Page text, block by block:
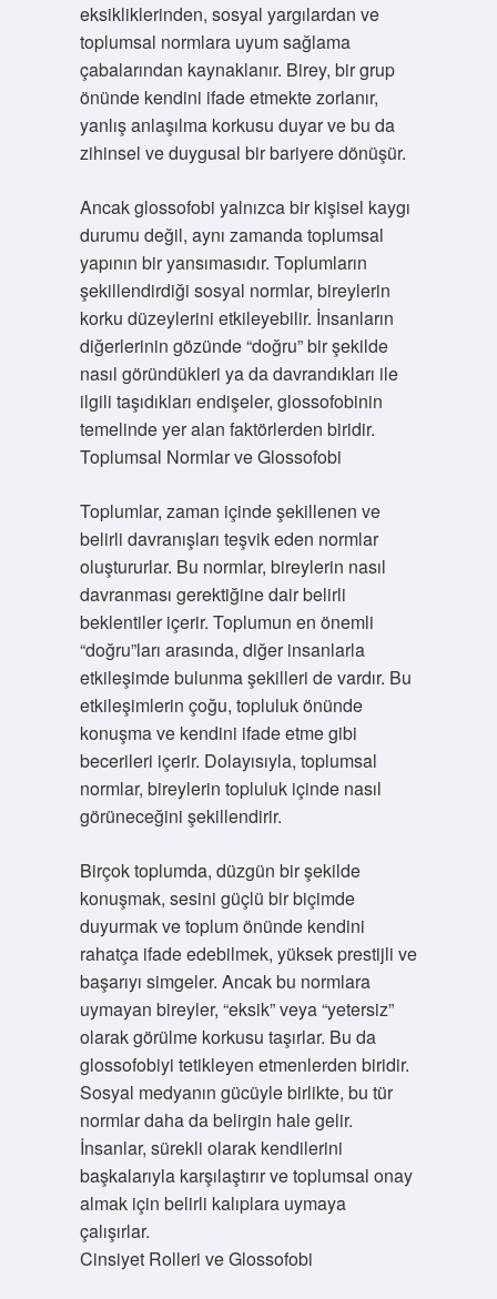
eksikliklerinden, sosyal yargılardan ve
toplumsal normlara uyum sağlama
çabalarından kaynaklanır. Birey, bir grup
önünde kendini ifade etmekte zorlanır,
yanlış anlaşılma korkusu duyar ve bu da
zihinsel ve duygusal bir bariyere dönüşür.
Ancak glossofobi yalnızca bir kişisel kaygı
durumu değil, aynı zamanda toplumsal
yapının bir yansımasıdır. Toplumların
şekillendirdiği sosyal normlar, bireylerin
korku düzeylerini etkileyebilir. İnsanların
diğerlerinin gözünde “doğru” bir şekilde
nasıl göründükleri ya da davrandıkları ile
ilgili taşıdıkları endişeler, glossofobinin
temelinde yer alan faktörlerden biridir.
Toplumsal Normlar ve Glossofobi
Toplumlar, zaman içinde şekillenen ve
belirli davranışları teşvik eden normlar
oluştururlar. Bu normlar, bireylerin nasıl
davranması gerektiğine dair belirli
beklentiler içerir. Toplumun en önemli
“doğru”ları arasında, diğer insanlarla
etkileşimde bulunma şekilleri de vardır. Bu
etkileşimlerin çoğu, topluluk önünde
konuşma ve kendini ifade etme gibi
becerileri içerir. Dolayısıyla, toplumsal
normlar, bireylerin topluluk içinde nasıl
görüneceğini şekillendirir.
Birçok toplumda, düzgün bir şekilde
konuşmak, sesini güçlü bir biçimde
duyurmak ve toplum önünde kendini
rahatça ifade edebilmek, yüksek prestijli ve
başarıyı simgeler. Ancak bu normlara
uymayan bireyler, “eksik” veya “yetersiz”
olarak görülme korkusu taşırlar. Bu da
glossofobiyi tetikleyen etmenlerden biridir.
Sosyal medyanın gücüyle birlikte, bu tür
normlar daha da belirgin hale gelir.
İnsanlar, sürekli olarak kendilerini
başkalarıyla karşılaştırır ve toplumsal onay
almak için belirli kalıplara uymaya
çalışırlar.
Cinsiyet Rolleri ve Glossofobi